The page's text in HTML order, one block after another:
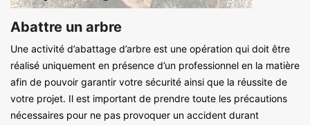
Abattre un arbre
Une activité d’abattage d’arbre est une opération qui doit être
réalisé uniquement en présence d’un professionnel en la matière
afin de pouvoir garantir votre sécurité ainsi que la réussite de
votre projet. Il est important de prendre toute les précautions
nécessaires pour ne pas provoquer un accident durant